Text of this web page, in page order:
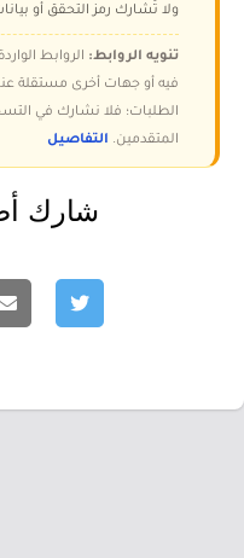
ولا تُشارك رمز التحقق أو
تنويه الروابط: الروابط
فيه أو جهات أخرى مستقلة
الطلبات؛ فلا نشارك في
المتقدمين. التفاصيل
شارك